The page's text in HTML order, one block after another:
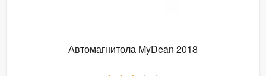
Автомагнитола MyDean 2018